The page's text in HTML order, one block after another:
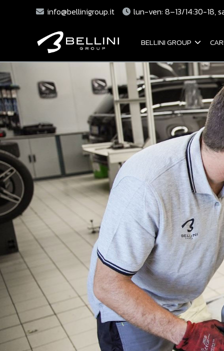
info@bellinigroup.it lun-ven: 8–13/14:30-18,
BELLINI GROUP